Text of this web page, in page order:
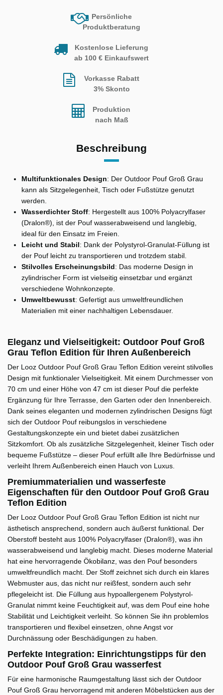
Persönliche
Produktberatung
Kostenlose Lieferung
ab 100 € Einkaufswert
Vorkasse Rabatt
3% Skonto
Produktion
nach Maß
Beschreibung
Multifunktionales Design: Der Outdoor Pouf Groß Grau
kann als Sitzgelegenheit, Tisch oder Fußstütze genutzt
werden.
Wasserdichter Stoff: Hergestellt aus 100% Polyacrylfaser
(Dralon®), ist der Pouf wasserabweisend und langlebig,
ideal für den Einsatz im Freien.
Leicht und Stabil: Dank der Polystyrol-Granulat-Füllung ist
der Pouf leicht zu transportieren und trotzdem stabil.
Stilvolles Erscheinungsbild: Das moderne Design in
zylindrischer Form ist vielseitig einsetzbar und ergänzt
verschiedene Wohnkonzepte.
Umweltbewusst: Gefertigt aus umweltfreundlichen
Materialien mit einer nachhaltigen Lebensdauer.
Eleganz und Vielseitigkeit: Outdoor Pouf Groß
Grau Teflon Edition für Ihren Außenbereich
Der Looz Outdoor Pouf Groß Grau Teflon Edition vereint stilvolles
Design mit funktionaler Vielseitigkeit. Mit einem Durchmesser von
70 cm und einer Höhe von 47 cm ist dieser Pouf die perfekte
Ergänzung für Ihre Terrasse, den Garten oder den Innenbereich.
Dank seines eleganten und modernen zylindrischen Designs fügt
sich der Outdoor Pouf reibungslos in verschiedene
Gestaltungskonzepte ein und bietet dabei zusätzlichen
Sitzkomfort. Ob als zusätzliche Sitzgelegenheit, kleiner Tisch oder
bequeme Fußstütze – dieser Pouf erfüllt alle Ihre Bedürfnisse und
verleiht Ihrem Außenbereich einen Hauch von Luxus.
Premiummaterialien und wasserfeste
Eigenschaften für den Outdoor Pouf Groß Grau
Teflon Edition
Der Looz Outdoor Pouf Groß Grau Teflon Edition ist nicht nur
ästhetisch ansprechend, sondern auch äußerst funktional. Der
Oberstoff besteht aus 100% Polyacrylfaser (Dralon®), was ihn
wasserabweisend und langlebig macht. Dieses moderne Material
hat eine hervorragende Ökobilanz, was den Pouf besonders
umweltfreundlich macht. Der Stoff zeichnet sich durch ein klares
Webmuster aus, das nicht nur reißfest, sondern auch sehr
pflegeleicht ist. Die Füllung aus hypoallergenem Polystyrol-
Granulat nimmt keine Feuchtigkeit auf, was dem Pouf eine hohe
Stabilität und Leichtigkeit verleiht. So können Sie ihn problemlos
transportieren und flexibel einsetzen, ohne Angst vor
Durchnässung oder Beschädigungen zu haben.
Perfekte Integration: Einrichtungstipps für den
Outdoor Pouf Groß Grau wasserfest
Für eine harmonische Raumgestaltung lässt sich der Outdoor
Pouf Groß Grau hervorragend mit anderen Möbelstücken aus der